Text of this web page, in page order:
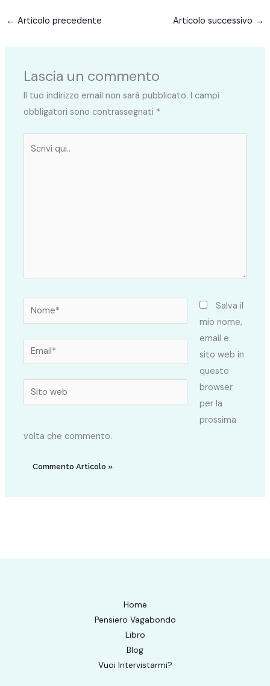
o
o
k
A
p
p
e
r
r
a
m
← Articolo precedente Articolo successivo →
Lascia un commento
Il tuo indirizzo email non sarà pubblicato. I campi
obbligatori sono contrassegnati *
Nome*
Email*
Sito
web
Salva il
mio nome,
email e
sito web in
questo
browser
per la
prossima
volta che commento.
Home
Pensiero Vagabondo
Libro
Blog
Vuoi Intervistarmi?